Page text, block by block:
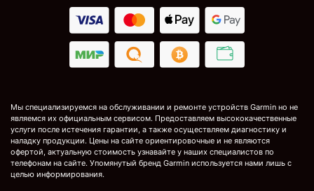
Мы специализируемся на обслуживании и ремонте устройств Garmin но не
являемся их официальным сервисом. Предоставляем высококачественные
услуги после истечения гарантии, а также осуществляем диагностику и
наладку продукции. Цены на сайте ориентировочные и не являются
офертой, актуальную стоимость узнавайте у наших специалистов по
телефонам на сайте. Упомянутый бренд Garmin используется нами лишь с
целью информирования.